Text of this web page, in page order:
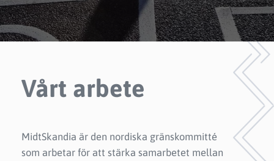
Vårt arbete
MidtSkandia är den nordiska gränskommitté
som arbetar för att stärka samarbetet mellan